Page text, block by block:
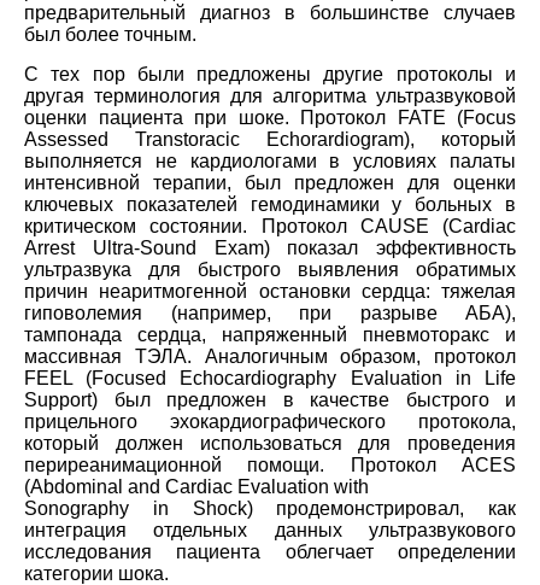
предварительный диагноз в большинстве случаев
был более точным.
С тех пор были предложены другие протоколы и
другая терминология для алгоритма ультразвуковой
оценки пациента при шоке. Протокол FATE (Focus
Assessed Transtoracic Echorardiogram), который
выполняется не кардиологами в условиях палаты
интенсивной терапии, был предложен для оценки
ключевых показателей гемодинамики у больных в
критическом состоянии. Протокол CAUSE (Cardiac
Arrest Ultra-Sound Exam) показал эффективность
ультразвука для быстрого выявления обратимых
причин неаритмогенной остановки сердца: тяжелая
гиповолемия (например, при разрыве АБА),
тампонада сердца, напряженный пневмоторакс и
массивная ТЭЛА. Аналогичным образом, протокол
FEEL (Focused Echocardiography Evaluation in Life
Support) был предложен в качестве быстрого и
прицельного эхокардиографического протокола,
который должен использоваться для проведения
периреанимационной помощи. Протокол ACES
(Abdominal and Cardiac Evaluation with
Sonography in Shock) продемонстрировал, как
интеграция отдельных данных ультразвукового
исследования пациента облегчает определении
категории шока.